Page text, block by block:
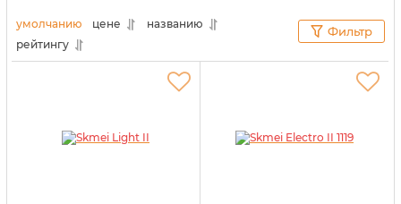
получится при правильном выборе.
умолчанию цене
названию
рейтингу
Фильтр